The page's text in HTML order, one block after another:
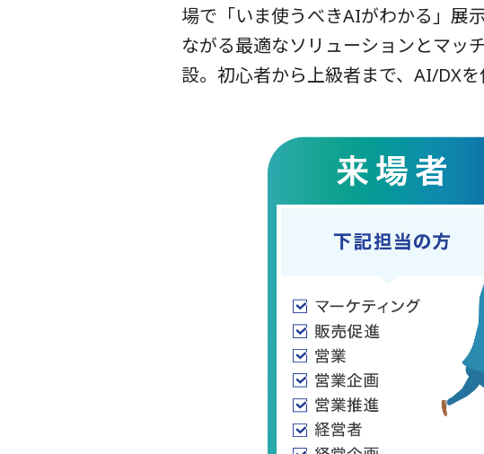
場で「いま使うべきAIがわかる」展
ながる最適なソリューションとマッ
設。初心者から上級者まで、AI/DXを